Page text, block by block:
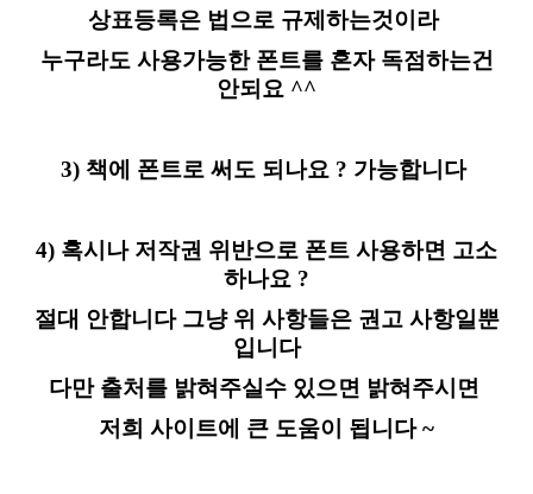
상표등록은 법으로 규제하는것이라
누구라도 사용가능한 폰트를 혼자 독점하는건
안되요 ^^
3) 책에 폰트로 써도 되나요 ? 가능합니다
4) 혹시나 저작권 위반으로 폰트 사용하면 고소
하나요 ?
절대 안합니다 그냥 위 사항들은 권고 사항일뿐
입니다
다만 출처를 밝혀주실수 있으면 밝혀주시면
저희 사이트에 큰 도움이 됩니다 ~